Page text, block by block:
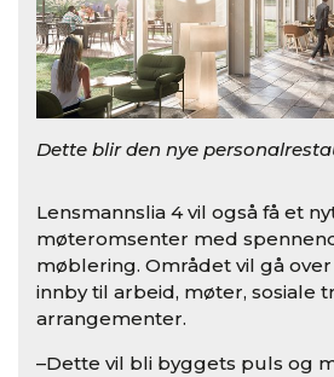
Dette blir den nye
Lensmannslia 4 vil også få et
møteromsenter med
møblering. Området vil gå
innby til arbeid, møter, sosiale
arrangementer.
–Dette vil bli byggets puls og